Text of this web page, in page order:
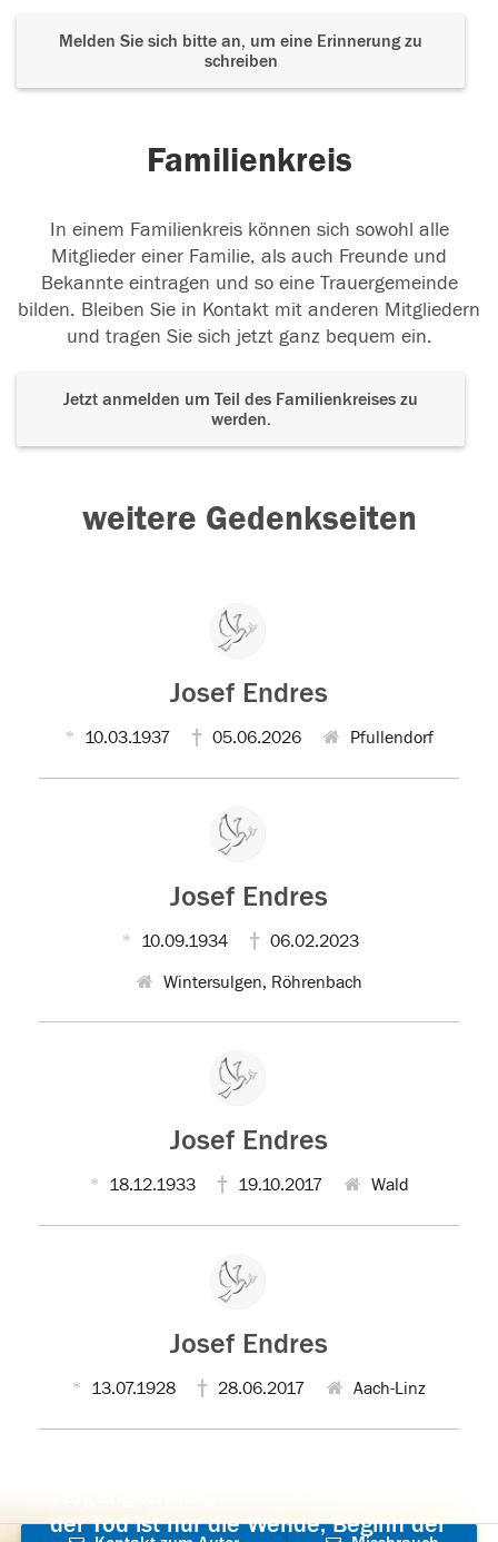
Melden Sie sich bitte an, um eine Erinnerung zu
schreiben
Familienkreis
In einem Familienkreis können sich sowohl alle
Mitglieder einer Familie, als auch Freunde und
Bekannte eintragen und so eine Trauergemeinde
bilden. Bleiben Sie in Kontakt mit anderen Mitgliedern
und tragen Sie sich jetzt ganz bequem ein.
Jetzt anmelden um Teil des Familienkreises zu
werden.
weitere Gedenkseiten
Josef Endres
10.03.1937 05.06.2026 Pfullendorf
Josef Endres
10.09.1934 06.02.2023
Wintersulgen, Röhrenbach
Josef Endres
18.12.1933 19.10.2017 Wald
Josef Endres
13.07.1928 28.06.2017 Aach-Linz
der Tod ist nur die Wende, Beginn der